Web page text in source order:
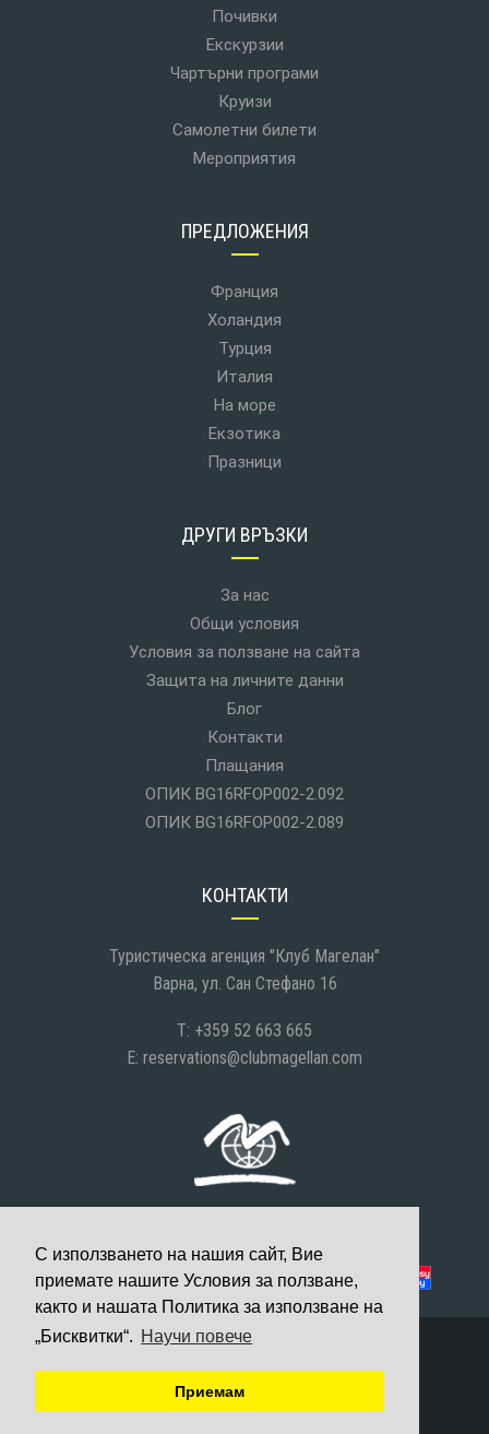
С използването на нашия сайт, Вие
приемате нашите Условия за ползване,
както и нашата Политика за използване на
„Бисквитки“. Научи повече
Приемам
Почивки
Екскурзии
Чартърни програми
Круизи
Самолетни билети
Мероприятия
ПРЕДЛОЖЕНИЯ
Франция
Холандия
Турция
Италия
На море
Екзотика
Празници
ДРУГИ ВРЪЗКИ
За нас
Общи условия
Условия за ползване на сайта
Защита на личните данни
Блог
Контакти
Плащания
ОПИК BG16RFOP002-2.092
ОПИК BG16RFOP002-2.089
КОНТАКТИ
Туристическа агенция "Клуб Магелан"
Варна, ул. Сан Стефано 16
T: +359 52 663 665
E: reservations@clubmagellan.com
Можете да платите с:
© 2008-2026 Клуб Магелан, Всички права запазени